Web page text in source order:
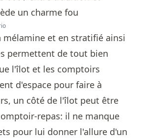
mélamine et en stratifié ainsi
permettent de tout bien
l'îlot et les comptoirs
d'espace pour faire à
un côté de l'îlot peut être
repas: il ne manque
pour lui donner l'allure d'un